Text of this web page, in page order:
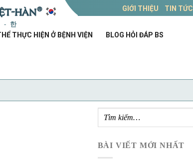
-한
GIỚI THIỆU TIN TỨC
THỰC HIỆN Ở BỆNH VIỆN BLOG HỎI ĐÁP BS
BÀI VIẾT MỚI NHẤT